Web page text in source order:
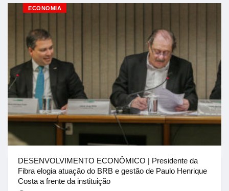
ECONOMIA
DESENVOLVIMENTO ECONÔMICO | Presidente da
Fibra elogia atuação do BRB e gestão de Paulo Henrique
Costa a frente da instituição